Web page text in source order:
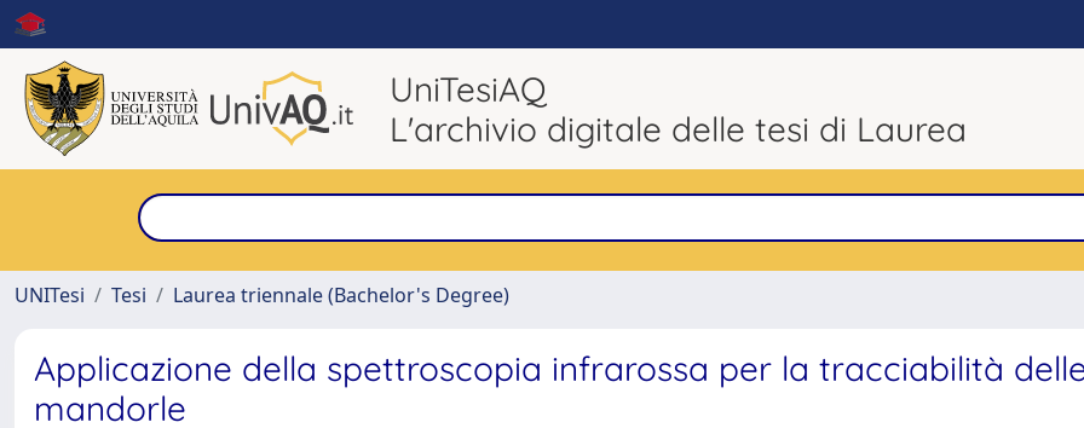
UniTesiAQ
L'archivio digitale delle tesi di Laurea
UNITesi
Tesi Laurea triennale (Bachelor's Degree)
Applicazione della spettroscopia infrarossa per la tracciabilità
mandorle